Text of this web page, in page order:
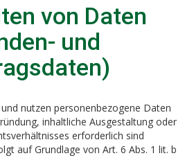
von Daten
und
nutzen personenbezogene Daten
inhaltliche Ausgestaltung oder
erforderlich sind
auf Grundlage von Art. 6 Abs. 1 lit. b